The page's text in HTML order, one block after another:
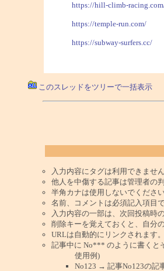
https://hill-climb-
https://temple-run.com/
https://subway-surfers.cc/
このスレッドをツリーで一括表示
入力内容にタグは利用できません
他人を中傷する記事は管理者の
半角カナは使用しないでくださ
名前、コメントは必須記入項目
入力内容の一部は、次回投稿時
削除キーを覚えておくと、自分
URLは自動的にリンクされます。
記事中に No*** のように書くと
使用例)
No123 → 記事No123の記